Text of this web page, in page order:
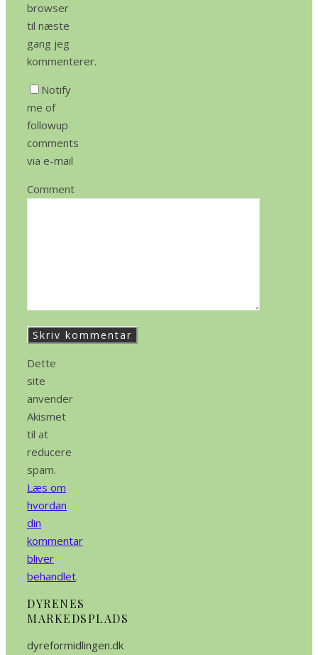
browser
til næste
gang jeg
kommenterer.
Notify
me of
followup
comments
via e-mail
Comment
Dette
site
anvender
Akismet
til at
reducere
spam.
Læs om
hvordan
din
kommentar
bliver
behandlet.
DYRENES
MARKEDSPLADS
dyreformidlingen.dk